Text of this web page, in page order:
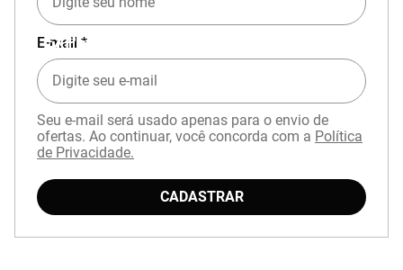
EXPERIÊNCIA MIZUNO NO APP
E-mail *
Seu e-mail será usado apenas para o envio de
ofertas. Ao continuar, você concorda com a Política
de Privacidade.
CADASTRAR